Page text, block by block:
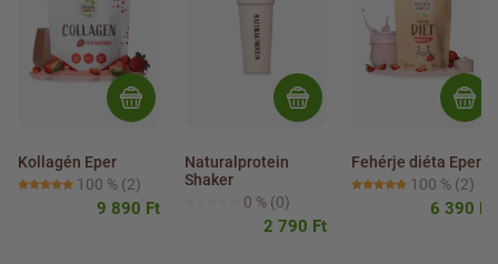
Kollagén Eper
100 % (2)
9 890 Ft
Naturalprotein
Shaker
0 % (0)
2 790 Ft
Fehérje diéta Eper
100 % (2)
6 390 Ft